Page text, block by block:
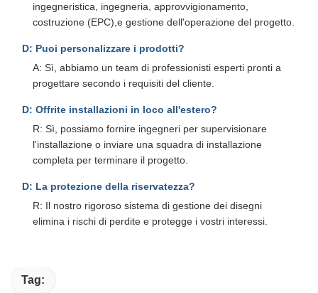
ingegneristica, ingegneria, approvvigionamento,
costruzione (EPC),e gestione dell'operazione del progetto.
D: Puoi personalizzare i prodotti?
A: Sì, abbiamo un team di professionisti esperti pronti a
progettare secondo i requisiti del cliente.
D: Offrite installazioni in loco all'estero?
R: Sì, possiamo fornire ingegneri per supervisionare
l'installazione o inviare una squadra di installazione
completa per terminare il progetto.
D: La protezione della riservatezza?
R: Il nostro rigoroso sistema di gestione dei disegni
elimina i rischi di perdite e protegge i vostri interessi.
Tag: